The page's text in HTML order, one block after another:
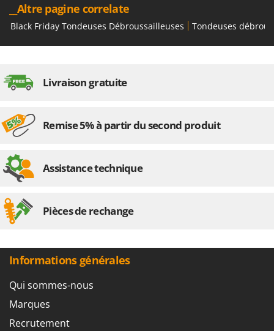
Taille-haies à bras pour tracteur
Tarières
Tondeuses débroussailleuses thermiques
Trancheuses de sol
Tronçonneuses
V
Vêtements de Sécurité
Komo
L
Laica
Landxcape
Lavor
Lotusgrill
M
M.A.I.BO.
Macte Ovens
Makita
MAMMAMIA
Marcato
Marina Systems
__Altre pagine correlate
Black Friday Tondeuses Débroussailleuses Tondeuses
Livraison gratuite
Remise 5% à partir du second produit
Assistance technique
Pièces de rechange
Informations générales
Qui sommes-nous
Marques
Recrutement